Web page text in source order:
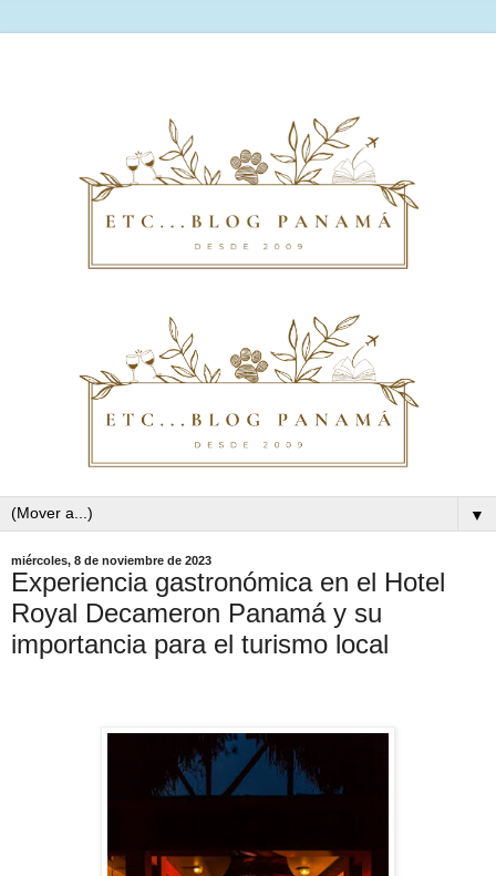
▼
miércoles, 8 de noviembre de 2023
Experiencia gastronómica en el Hotel
Royal Decameron Panamá y su
importancia para el turismo local